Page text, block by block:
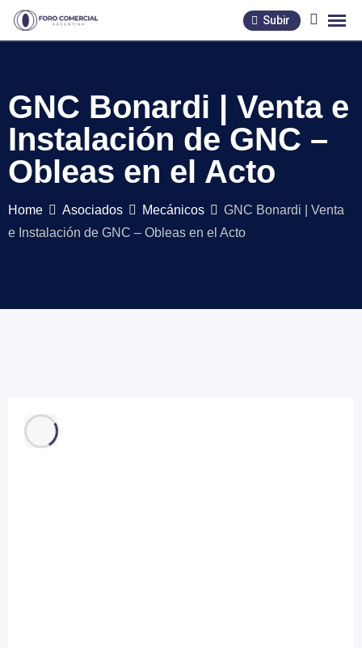
Skip
Subir
GNC Bonardi | Venta e
Instalación de GNC –
Obleas en el Acto
Home Asociados Mecánicos
GNC Bonardi | Venta
e Instalación de GNC – Obleas en el Acto